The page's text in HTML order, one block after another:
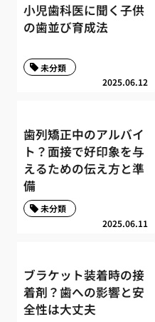
小児歯科医に聞く子供
の歯並び育成法
2025.06.12
未分類
歯列矯正中のアルバイ
ト？面接で好印象を与
えるための伝え方と準
備
2025.06.11
未分類
ブラケット装着時の接
着剤？歯への影響と安
全性は大丈夫